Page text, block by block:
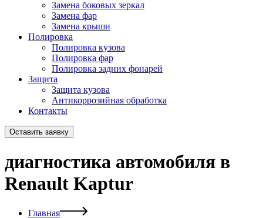
Замена боковых зеркал
Замена фар
Замена крыши
Полировка
Полировка кузова
Полировка фар
Полировка задних фонарей
Защита
Защита кузова
Антикоррозийная обработка
Контакты
Оставить заявку
диагностика автомобиля в
Renault Kaptur
Главная